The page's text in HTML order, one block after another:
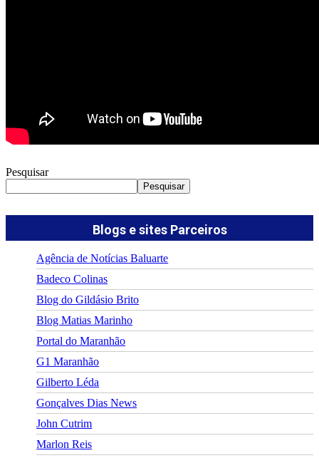
Pesquisar
Pesquisar
Blogs e sites Parceiros
Agência de Notícias Baluarte
Badeco Colinas
Blog do Gildásio Brito
Blog Matias Marinho
Portal do Maranhão
G1 Maranhão
Gilberto Léda
Gonçalves Dias News
John Cutrim
Marlon Reis